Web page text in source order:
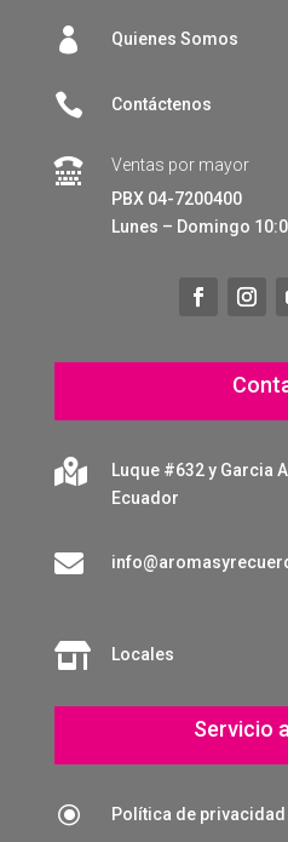
 Quienes Somos
 Contáctenos

Ventas por mayor
PBX 04-7200400
Lunes – Domingo

Luque #632 y Garcia
Ecuador

 Locales
Servicio
\ Política de privacidad